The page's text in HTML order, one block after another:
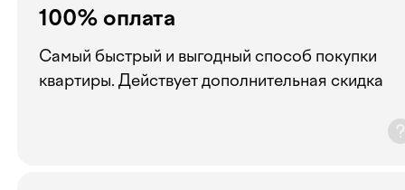
100% оплата
Самый быстрый и выгодный способ покупки
квартиры. Действует дополнительная скидка